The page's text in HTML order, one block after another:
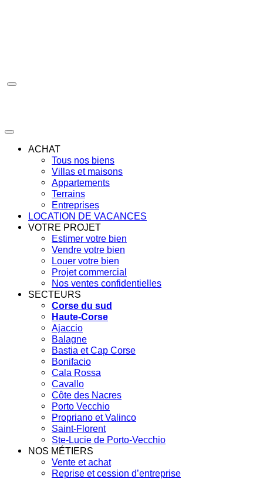
ACHAT
Tous nos biens
Villas et maisons
Appartements
Terrains
Entreprises
LOCATION DE VACANCES
VOTRE PROJET
Estimer votre bien
Vendre votre bien
Louer votre bien
Projet commercial
Nos ventes confidentielles
SECTEURS
Corse du sud
Haute-Corse
Ajaccio
Balagne
Bastia et Cap Corse
Bonifacio
Cala Rossa
Cavallo
Côte des Nacres
Porto Vecchio
Propriano et Valinco
Saint-Florent
Ste-Lucie de Porto-Vecchio
NOS MÉTIERS
Vente et achat
Reprise et cession d’entreprise